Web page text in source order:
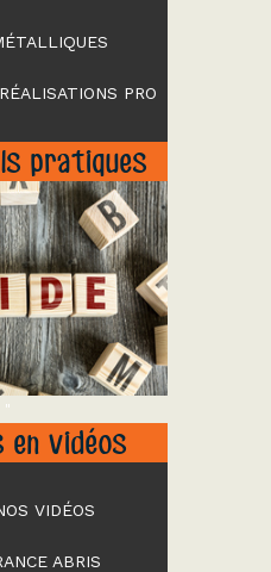
PRO
pratiques
"
en vidéos
VIDÉOS
ABRIS